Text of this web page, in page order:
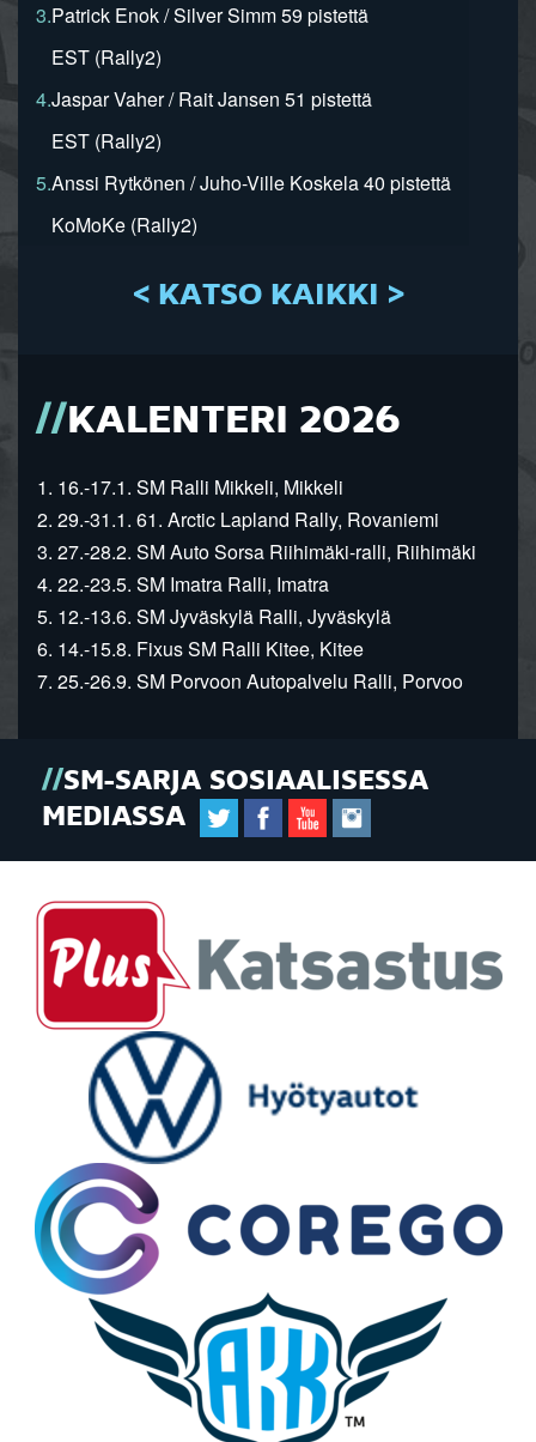
3.Patrick Enok / Silver Simm 59 pistettä
EST (Rally2)
4.Jaspar Vaher / Rait Jansen 51 pistettä
EST (Rally2)
5.Anssi Rytkönen / Juho-Ville Koskela 40 pistettä
KoMoKe (Rally2)
< KATSO KAIKKI >
KALENTERI 2026
1. 16.-17.1. SM Ralli Mikkeli, Mikkeli
2. 29.-31.1. 61. Arctic Lapland Rally, Rovaniemi
3. 27.-28.2. SM Auto Sorsa Riihimäki-ralli, Riihimäki
4. 22.-23.5. SM Imatra Ralli, Imatra
5. 12.-13.6. SM Jyväskylä Ralli, Jyväskylä
6. 14.-15.8. Fixus SM Ralli Kitee, Kitee
7. 25.-26.9. SM Porvoon Autopalvelu Ralli, Porvoo
SM-SARJA SOSIAALISESSA
MEDIASSA